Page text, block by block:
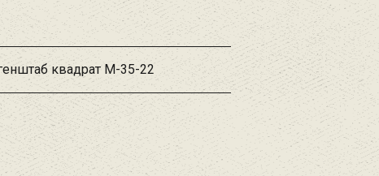
квадрат M-35-22